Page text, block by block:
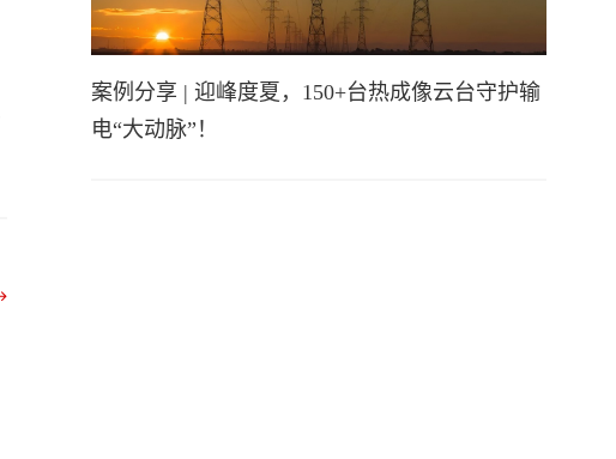
案例分享 | 迎峰度夏，150+台热成像云台守护输
电“大动脉”！